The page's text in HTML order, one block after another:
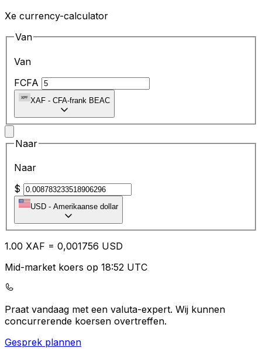
Xe currency-calculator
Van
Van
FCFA
XAF - CFA-frank BEAC
Naar
Naar
$
USD - Amerikaanse dollar
1.00 XAF = 0,001756 USD
Mid-market koers op 18:52 UTC
Praat vandaag met een valuta-expert. Wij kunnen
concurrerende koersen overtreffen.
Gesprek plannen